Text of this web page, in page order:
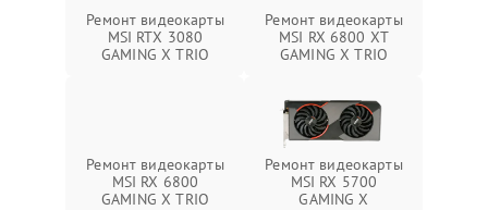
Ремонт видеокарты
MSI RTX 3080
GAMING X TRIO
Ремонт видеокарты
MSI RX 6800 XT
GAMING X TRIO
Ремонт видеокарты
MSI RX 6800
GAMING X TRIO
Ремонт видеокарты
MSI RX 5700
GAMING X